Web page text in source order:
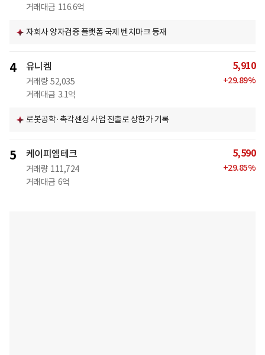
거래대금 116.6억
자회사 양자검증 플랫폼 국제 벤치마크 등재
4 유니켐
거래량 52,035
거래대금 3.1억
5,910
+29.89%
로봇공학·촉각센싱 사업 진출로 상한가 기록
5 케이피엠테크
거래량 111,724
거래대금 6억
5,590
+29.85%